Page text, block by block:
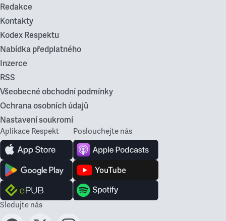
Redakce
Kontakty
Kodex Respektu
Nabídka předplatného
Inzerce
RSS
Všeobecné obchodní podmínky
Ochrana osobních údajů
Nastavení soukromí
Aplikace Respekt Poslouchejte nás
Sledujte nás